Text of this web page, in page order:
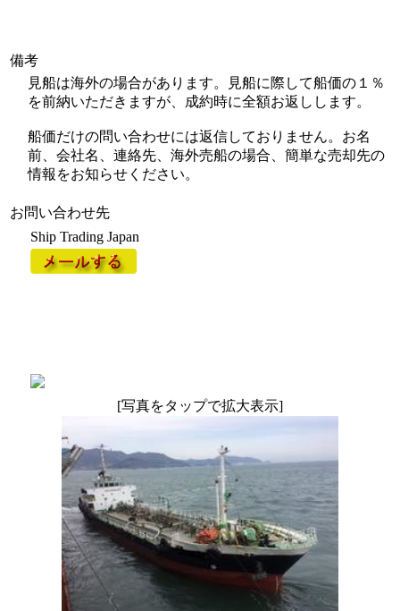
備考
見船は海外の場合があります。見船に際して船価の１％
を前納いただきますが、成約時に全額お返しします。
船価だけの問い合わせには返信しておりません。お名
前、会社名、連絡先、海外売船の場合、簡単な売却先の
情報をお知らせください。
お問い合わせ先
Ship Trading Japan
[写真をタップで拡大表示]